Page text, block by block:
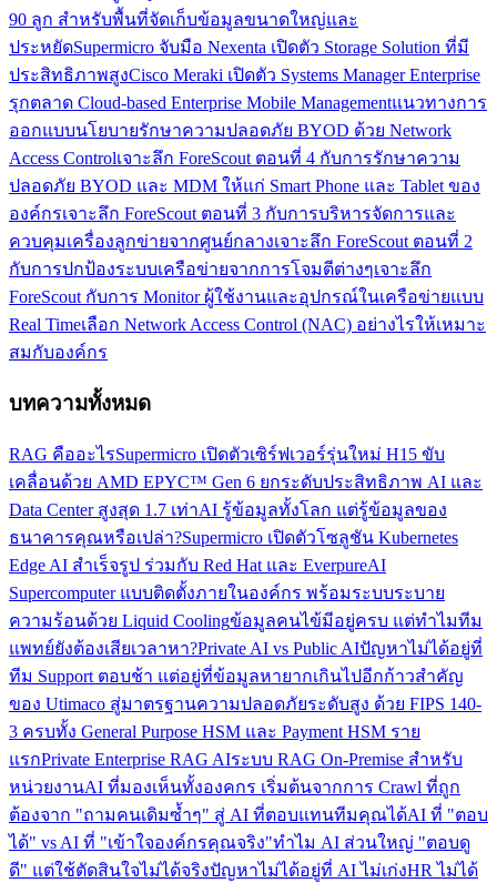
90 ลูก สำหรับพื้นที่จัดเก็บข้อมูลขนาดใหญ่และ
ประหยัดSupermicro จับมือ Nexenta เปิดตัว Storage Solution ที่มี
ประสิทธิภาพสูงCisco Meraki เปิดตัว Systems Manager Enterprise
รุกตลาด Cloud-based Enterprise Mobile Managementแนวทางการ
ออกแบบนโยบายรักษาความปลอดภัย BYOD ด้วย Network
Access Controlเจาะลึก ForeScout ตอนที่ 4 กับการรักษาความ
ปลอดภัย BYOD และ MDM ให้แก่ Smart Phone และ Tablet ของ
องค์กรเจาะลึก ForeScout ตอนที่ 3 กับการบริหารจัดการและ
ควบคุมเครื่องลูกข่ายจากศูนย์กลางเจาะลึก ForeScout ตอนที่ 2
กับการปกป้องระบบเครือข่ายจากการโจมตีต่างๆเจาะลึก
ForeScout กับการ Monitor ผู้ใช้งานและอุปกรณ์ในเครือข่ายแบบ
Real Timeเลือก Network Access Control (NAC) อย่างไรให้เหมาะ
สมกับองค์กร
บทความทั้งหมด
RAG คืออะไรSupermicro เปิดตัวเซิร์ฟเวอร์รุ่นใหม่ H15 ขับ
เคลื่อนด้วย AMD EPYC™ Gen 6 ยกระดับประสิทธิภาพ AI และ
Data Center สูงสุด 1.7 เท่าAI รู้ข้อมูลทั้งโลก แต่รู้ข้อมูลของ
ธนาคารคุณหรือเปล่า?Supermicro เปิดตัวโซลูชัน Kubernetes
Edge AI สำเร็จรูป ร่วมกับ Red Hat และ EverpureAI
Supercomputer แบบติดตั้งภายในองค์กร พร้อมระบบระบาย
ความร้อนด้วย Liquid Coolingข้อมูลคนไข้มีอยู่ครบ แต่ทำไมทีม
แพทย์ยังต้องเสียเวลาหา?Private AI vs Public AIปัญหาไม่ได้อยู่ที่
ทีม Support ตอบช้า แต่อยู่ที่ข้อมูลหายากเกินไปอีกก้าวสำคัญ
ของ Utimaco สู่มาตรฐานความปลอดภัยระดับสูง ด้วย FIPS 140-
3 ครบทั้ง General Purpose HSM และ Payment HSM ราย
แรกPrivate Enterprise RAG AIระบบ RAG On-Premise สำหรับ
หน่วยงานAI ที่มองเห็นทั้งองคกร เริ่มต้นจากการ Crawl ที่ถูก
ต้องจาก "ถามคนเดิมซ้ำๆ" สู่ AI ที่ตอบแทนทีมคุณได้AI ที่ "ตอบ
ได้" vs AI ที่ "เข้าใจองค์กรคุณจริง"ทำไม AI ส่วนใหญ่ "ตอบดู
ดี" แต่ใช้ตัดสินใจไม่ได้จริงปัญหาไม่ได้อยู่ที่ AI ไม่เก่งHR ไม่ได้